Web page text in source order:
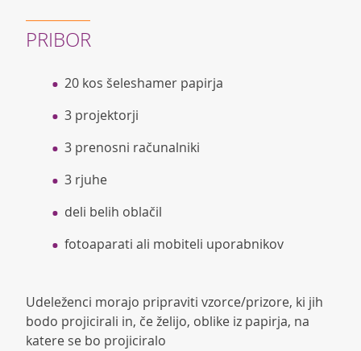
PRIBOR
20 kos šeleshamer papirja
3 projektorji
3 prenosni računalniki
3 rjuhe
deli belih oblačil
fotoaparati ali mobiteli uporabnikov
Udeleženci morajo pripraviti vzorce/prizore, ki jih
bodo projicirali in, če želijo, oblike iz papirja, na
katere se bo projiciralo